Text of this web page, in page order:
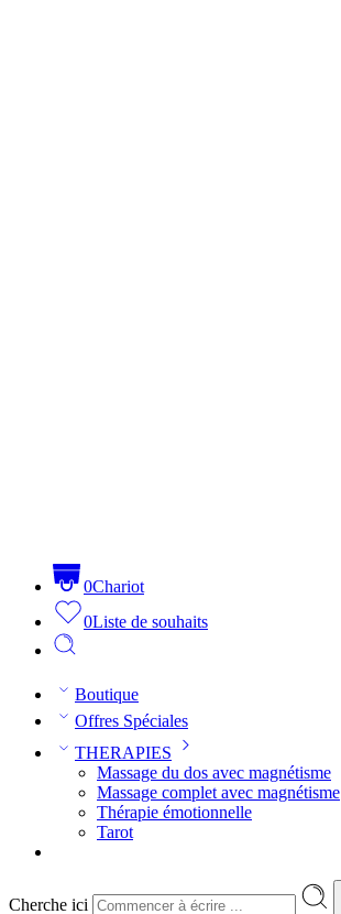
0Chariot
0Liste de souhaits
Boutique
Offres Spéciales
THERAPIES
Massage du dos avec magnétisme
Massage complet avec magnétisme
Thérapie émotionnelle
Tarot
Cherche ici